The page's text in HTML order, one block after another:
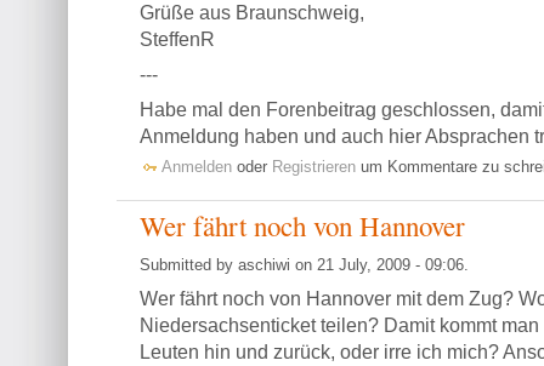
Grüße aus Braunschweig,
SteffenR
---
Habe mal den Forenbeitrag geschlossen,
Anmeldung haben und auch hier Absprachen
Anmelden oder Registrieren um Kommentare zu
Wer fährt noch von Hannover
Submitted by aschiwi on 21 July, 2009 - 09:06.
Wer fährt noch von Hannover mit dem Zug?
Niedersachsenticket teilen? Damit kommt
Leuten hin und zurück, oder irre ich mich?